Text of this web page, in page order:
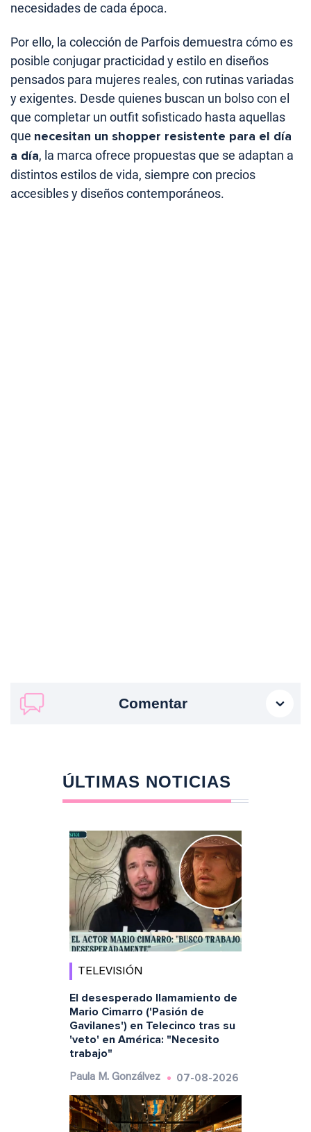
necesidades de cada época.
Por ello, la colección de Parfois demuestra cómo es
posible conjugar practicidad y estilo en diseños
pensados para mujeres reales, con rutinas variadas
y exigentes. Desde quienes buscan un bolso con el
que completar un outfit sofisticado hasta aquellas
que necesitan un shopper resistente para el día
a día, la marca ofrece propuestas que se adaptan a
distintos estilos de vida, siempre con precios
accesibles y diseños contemporáneos.
Comentar
ÚLTIMAS NOTICIAS
TELEVISIÓN
El desesperado llamamiento de
Mario Cimarro ('Pasión de
Gavilanes') en Telecinco tras su
'veto' en América: "Necesito
trabajo"
Paula M. Gonzálvez 07-08-2026